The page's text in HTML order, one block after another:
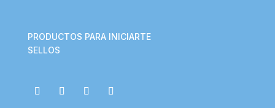
PRODUCTOS PARA INICIARTE
SELLOS